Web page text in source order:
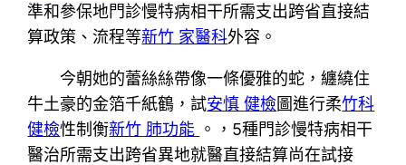
準和參保地門診慢特病相干所需支出跨省直接結
算政策、流程等新竹 家醫科外容。
今朝她的蕾絲絲帶像一條優雅的蛇，纏繞住
牛土豪的金箔千紙鶴，試安慎 健檢圖進行柔竹科
健檢性制衡新竹 肺功能 。，5種門診慢特病相干
醫治所需支出跨省異地就醫直接結算尚在試接